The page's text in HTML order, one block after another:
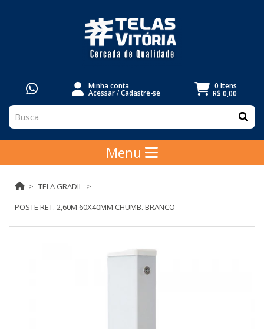
Minha conta
Acessar/Cadastre-se
0 Itens
R$ 0,00
Menu
TELA GRADIL
POSTE RET. 2,60M 60X40MM CHUMB. BRANCO